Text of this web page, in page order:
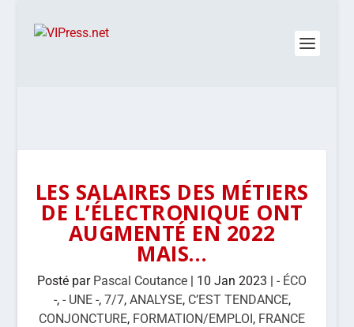
LES SALAIRES DES MÉTIERS
DE L’ÉLECTRONIQUE ONT
AUGMENTÉ EN 2022
MAIS…
Posté par Pascal Coutance | 10 Jan 2023 |- ÉCO
-, - UNE -, 7/7, ANALYSE, C’EST TENDANCE,
CONJONCTURE, FORMATION/EMPLOI, FRANCE